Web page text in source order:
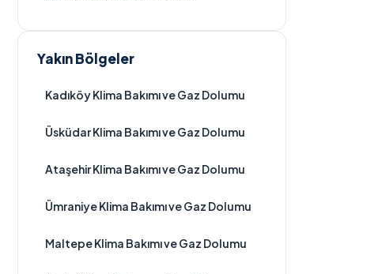
Yakın Bölgeler
Kadıköy Klima Bakımı ve Gaz Dolumu
Üsküdar Klima Bakımı ve Gaz Dolumu
Ataşehir Klima Bakımı ve Gaz Dolumu
Ümraniye Klima Bakımı ve Gaz Dolumu
Maltepe Klima Bakımı ve Gaz Dolumu